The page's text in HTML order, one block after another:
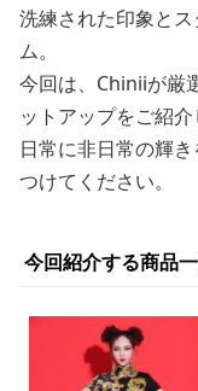
洗練された印象と
ム。
今回は、Chiniiが厳
ットアップをご紹介
日常に非日常の輝
つけてください。
今回紹介する商品